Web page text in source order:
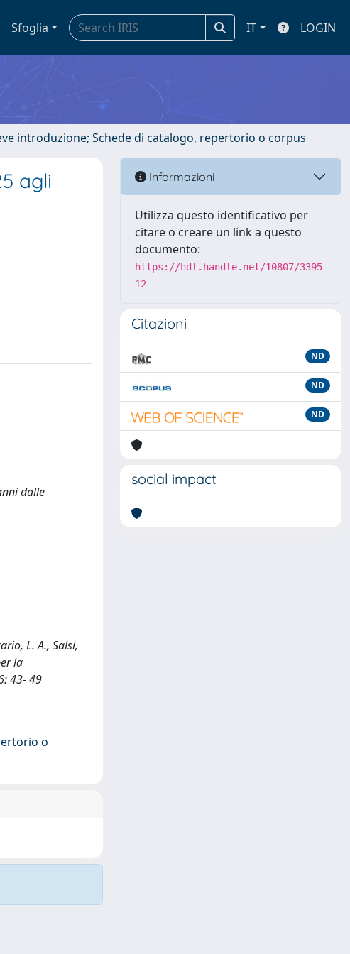
Sfoglia IT LOGIN
introduzione; Schede di catalogo, repertorio o corpus
agli
dalle
L. A., Salsi,
la
43- 49
o
Informazioni
Utilizza questo identificativo per
citare o creare un link a questo
documento:
https://hdl.handle.net/10807/3395
12
Citazioni
ND
ND
ND
social impact